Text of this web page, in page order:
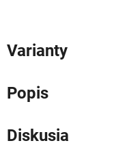
Varianty
Popis
Diskusia